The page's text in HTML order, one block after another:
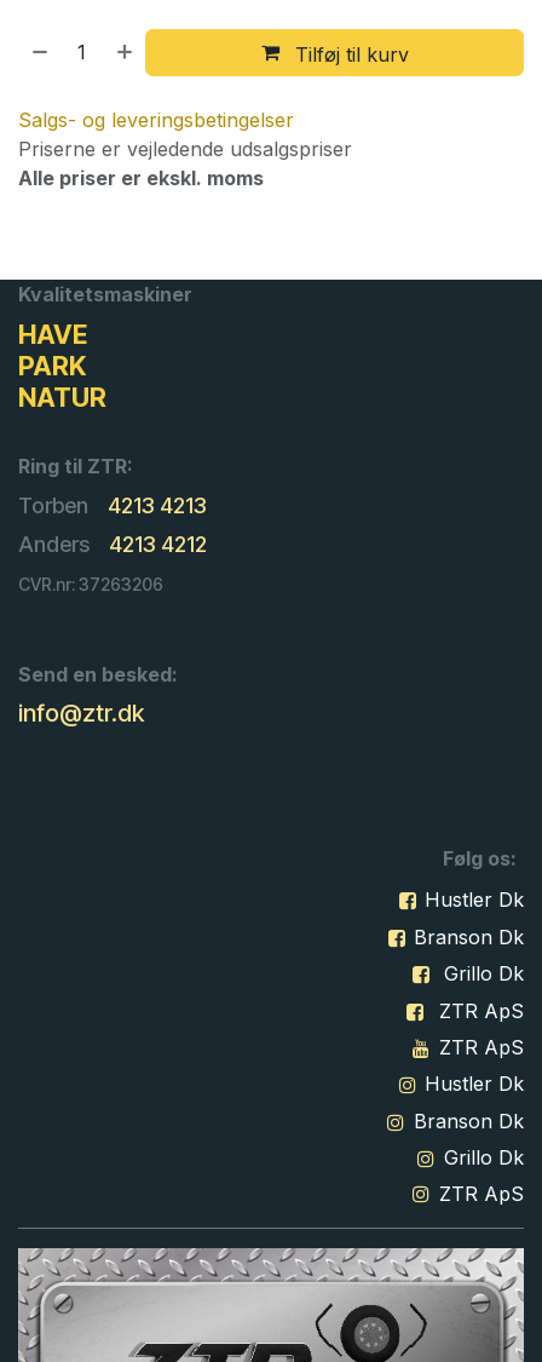
Tilføj til kurv
Salgs- og leveringsbetingelser
Priserne er vejledende udsalgspriser
Alle priser er ekskl. moms
Kvalitetsmaskiner
HAVE
PARK
NATUR
Ring til ZTR:
Torben
4213 4213
Anders
4213 4212
CVR.nr: 37263206
Send en besked:
info@ztr.dk
Følg os:
Hustler Dk
Branson Dk
Grillo Dk
ZTR ApS
ZTR ApS
Hustler Dk
Branson Dk
Grillo Dk
ZTR ApS